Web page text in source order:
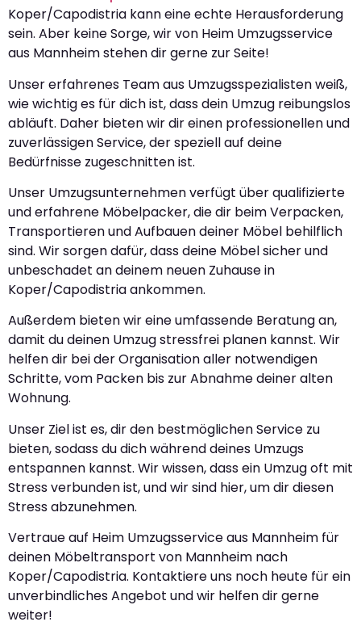
Koper/Capodistria kann eine echte Herausforderung
sein. Aber keine Sorge, wir von Heim Umzugsservice
aus Mannheim stehen dir gerne zur Seite!
Unser erfahrenes Team aus Umzugsspezialisten weiß,
wie wichtig es für dich ist, dass dein Umzug reibungslos
abläuft. Daher bieten wir dir einen professionellen und
zuverlässigen Service, der speziell auf deine
Bedürfnisse zugeschnitten ist.
Unser Umzugsunternehmen verfügt über qualifizierte
und erfahrene Möbelpacker, die dir beim Verpacken,
Transportieren und Aufbauen deiner Möbel behilflich
sind. Wir sorgen dafür, dass deine Möbel sicher und
unbeschadet an deinem neuen Zuhause in
Koper/Capodistria ankommen.
Außerdem bieten wir eine umfassende Beratung an,
damit du deinen Umzug stressfrei planen kannst. Wir
helfen dir bei der Organisation aller notwendigen
Schritte, vom Packen bis zur Abnahme deiner alten
Wohnung.
Unser Ziel ist es, dir den bestmöglichen Service zu
bieten, sodass du dich während deines Umzugs
entspannen kannst. Wir wissen, dass ein Umzug oft mit
Stress verbunden ist, und wir sind hier, um dir diesen
Stress abzunehmen.
Vertraue auf Heim Umzugsservice aus Mannheim für
deinen Möbeltransport von Mannheim nach
Koper/Capodistria. Kontaktiere uns noch heute für ein
unverbindliches Angebot und wir helfen dir gerne
weiter!